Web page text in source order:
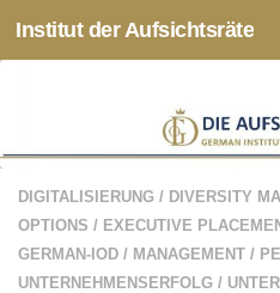
Zum Inhalt springen
Institut der Aufsichtsräte
DIGITALISIERUNG / DIVERSITY
OPTIONS / EXECUTIVE
GERMAN-IOD / MANAGEMENT /
UNTERNEHMENSERFOLG /